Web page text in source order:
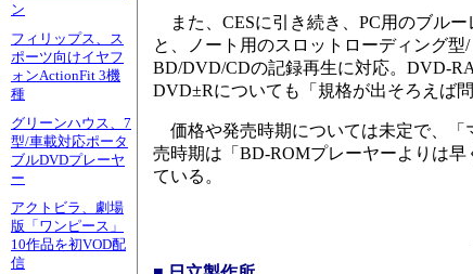
ン
フィリップス、ス
ポーツ向けイヤフ
ォンActionFit 3機
種
グリーンハウス、7
型/車載対応ポータ
ブルDVDプレーヤ
ー
アクトビラ、劇場
版「ワンピース」
10作品を初VOD配
信
また、CESに引き続き、PC用のブル
と、ノート用のスロットローディング
BD/DVD/CDの記録再生に対応。DVD-
DVD±Rについても「規格が出そろえば
価格や発売時期については未定で、「
売時期は「BD-ROMプレーヤーよりは
ている。